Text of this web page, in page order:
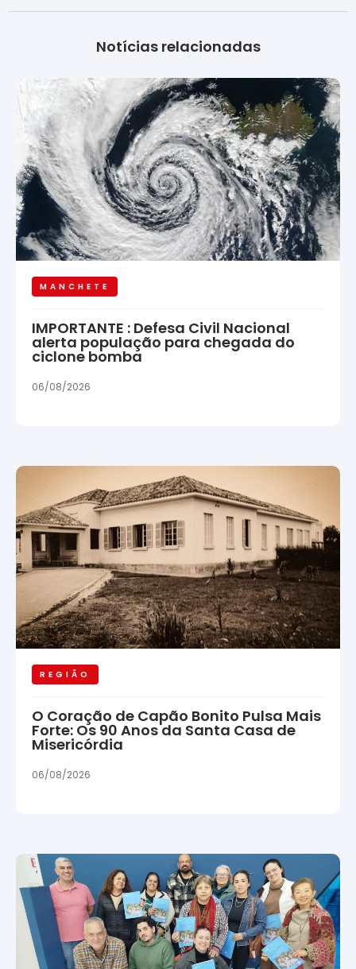
Notícias relacionadas
MANCHETE
IMPORTANTE : Defesa Civil Nacional
alerta população para chegada do
ciclone bomba
06/08/2026
REGIÃO
O Coração de Capão Bonito Pulsa Mais
Forte: Os 90 Anos da Santa Casa de
Misericórdia
06/08/2026